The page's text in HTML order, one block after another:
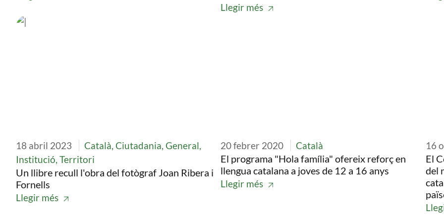
Llegir més
Imatge
18 abril 2023
Català, Ciutadania, General,
Institució, Territori
Un llibre recull l'obra del fotògraf Joan Ribera i
Fornells
Llegir més
20 febrer 2020 Català
El programa "Hola família" ofereix reforç en
llengua catalana a joves de 12 a 16 anys
Llegir més
16
El
del